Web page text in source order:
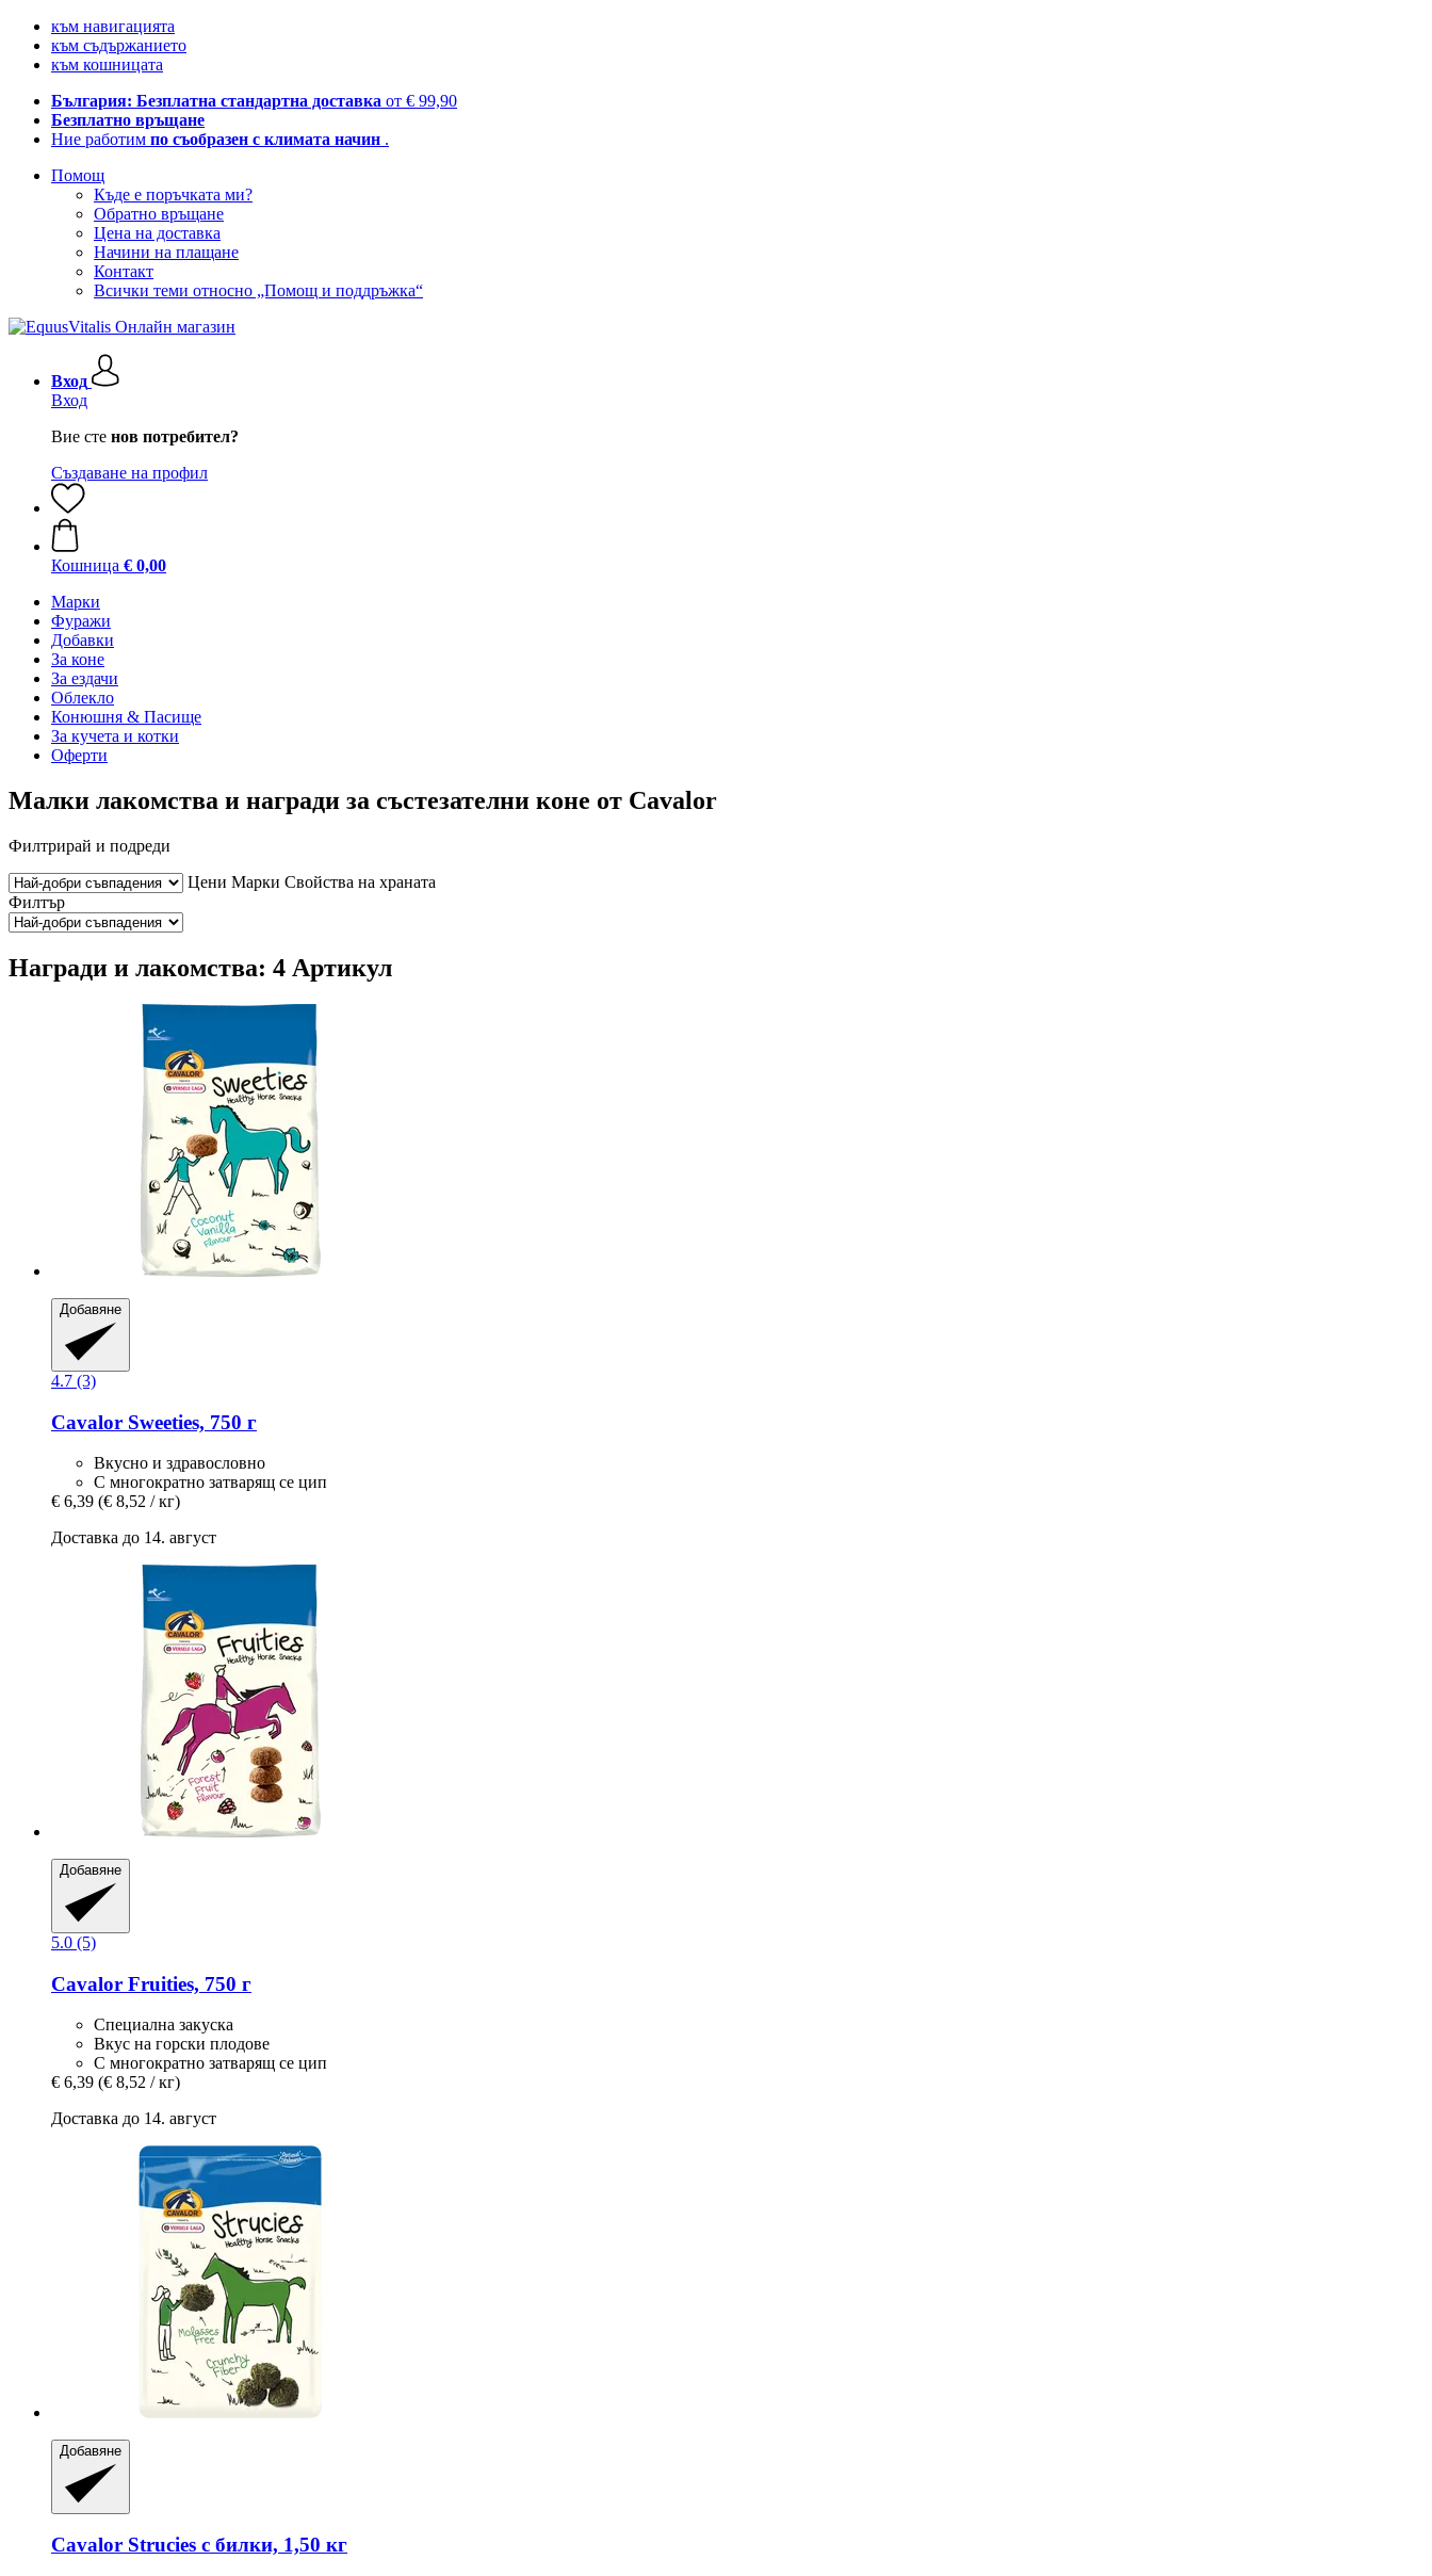
към навигацията
към съдържанието
към кошницата
България: Безплатна стандартна доставка от € 99,90
Безплатно връщане
Ние работим по съобразен с климата начин .
Помощ
Къде е поръчката ми?
Обратно връщане
Цена на доставка
Начини на плащане
Контакт
Всички теми относно „Помощ и поддръжка“
Вход
Вход
Вие сте нов потребител?
Създаване на профил
Кошница € 0,00
Марки
Фуражи
Добавки
За коне
За ездачи
Облекло
Конюшня & Пасище
За кучета и котки
Оферти
Малки лакомства и награди за състезателни коне от Cavalor
Филтрирай и подреди
Цени Марки Свойства на храната
Филтър
Награди и лакомства: 4 Артикул
Добавяне
4.7 (3)
Cavalor Sweeties, 750 г
Вкусно и здравословно
С многократно затварящ се цип
€ 6,39 (€ 8,52 / кг)
Доставка до 14. август
Добавяне
5.0 (5)
Cavalor Fruities, 750 г
Специална закуска
Вкус на горски плодове
С многократно затварящ се цип
€ 6,39 (€ 8,52 / кг)
Доставка до 14. август
Добавяне
Cavalor Strucies с билки, 1,50 кг